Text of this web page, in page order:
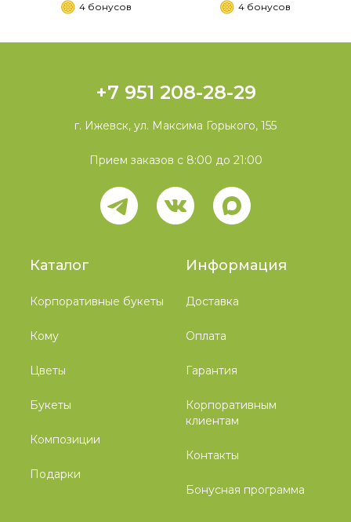
4 бонусов 4 бонусов
Каталог
Корпоративные букеты
Кому
Цветы
Букеты
Композиции
Подарки
Информация
Доставка
Оплата
Гарантия
Корпоративным
клиентам
Контакты
Бонусная программа
+7 951 208-28-29
г. Ижевск, ул. Максима Горького, 155
Прием заказов с 8:00 до 21:00